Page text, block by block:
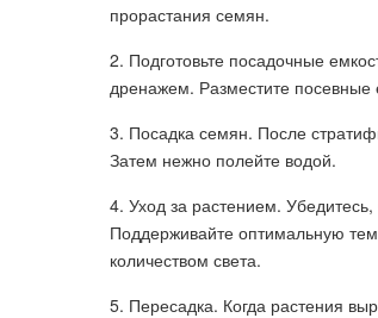
прорастания семян.
2. Подготовьте посадочные
дренажем. Разместите посевные
3. Посадка семян. После
Затем нежно полейте водой.
4. Уход за растением.
Поддерживайте оптимальную
количеством света.
5. Пересадка. Когда растения